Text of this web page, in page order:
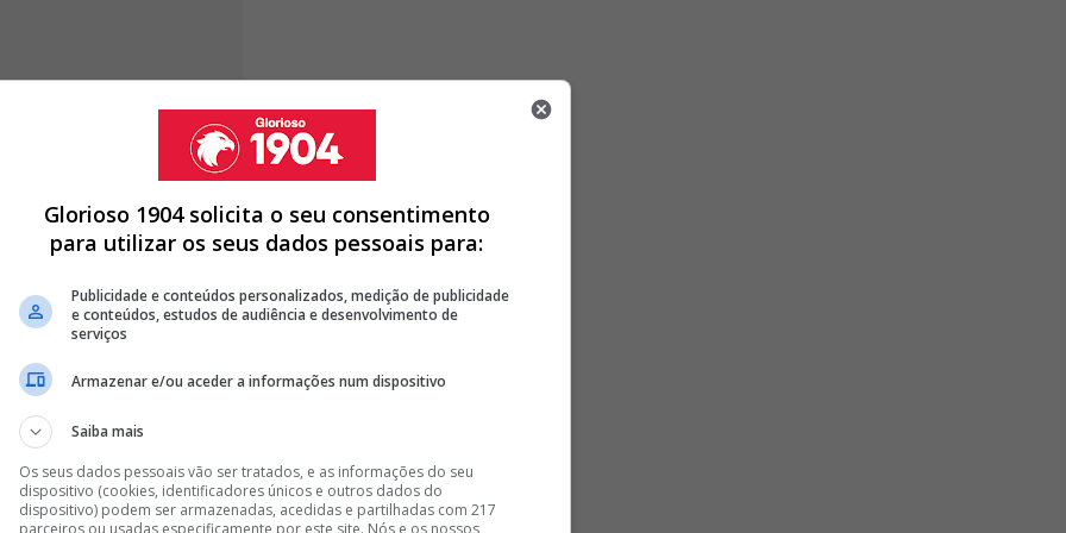
que Rui Costa deixe palavras
SIMÕES APONTA OUTRO NOME AO BENFICA:
DO BENFICA TEME CASTIGO DA UEFA
ANTECEDEU AO TRIUNFO CONTRA O REAL MADRID: "ERA
Glorioso 1904 solicita o seu consentimento
para utilizar os seus dados pessoais para:
Publicidade e conteúdos personalizados, medição de publicidade
e conteúdos, estudos de audiência e desenvolvimento de
serviços
Armazenar e/ou aceder a informações num dispositivo
Saiba mais
Os seus dados pessoais vão ser tratados, e as informações do seu
dispositivo (cookies, identificadores únicos e outros dados do
dispositivo) podem ser armazenadas, acedidas e partilhadas com 217
parceiros ou usadas especificamente por este site. Nós e os nossos